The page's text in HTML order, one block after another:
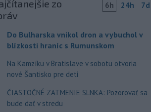
zo
6h 24h 7d
Do Bulharska vnikol dron a vybuchol v
blízkosti hraníc s Rumunskom
Na Kamzíku v Bratislave v sobotu otvoria
nové Šantisko pre deti
ČIASTOČNÉ ZATMENIE SLNKA: Pozorovať sa
bude dať v stredu